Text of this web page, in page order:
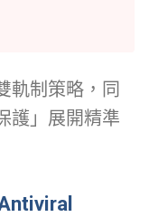
軌制策略，同
護」展開精準